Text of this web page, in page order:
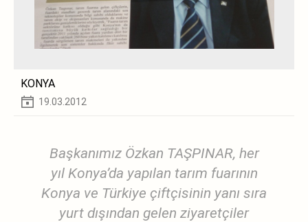
KONYA
19.03.2012
Başkanımız Özkan TAŞPINAR, her
yıl Konya’da yapılan tarım fuarının
Konya ve Türkiye çiftçisinin yanı sıra
yurt dışından gelen ziyaretçiler